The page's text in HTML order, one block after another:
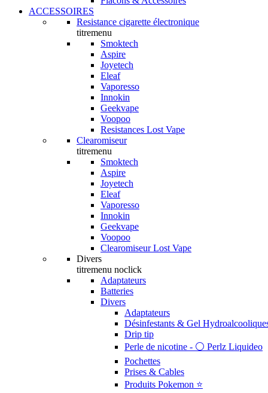
ACCESSOIRES
Resistance cigarette électronique
titremenu
Smoktech
Aspire
Joyetech
Eleaf
Vaporesso
Innokin
Geekvape
Voopoo
Resistances Lost Vape
Clearomiseur
titremenu
Smoktech
Aspire
Joyetech
Eleaf
Vaporesso
Innokin
Geekvape
Voopoo
Clearomiseur Lost Vape
Divers
titremenu noclick
Adaptateurs
Batteries
Divers
Adaptateurs
Désinfestants & Gel
Drip tip
Perle de nicotine - ⚪️ Perlz Liquideo
Pochettes
Prises & Cables
Produits Pokemon ⭐️